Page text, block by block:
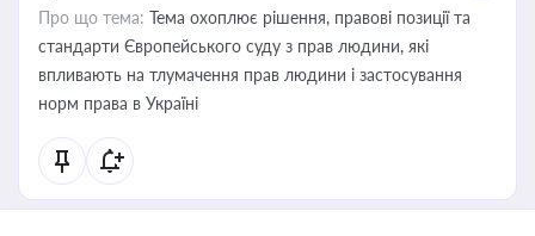
Про що тема: Тема охоплює рішення, правові позиції та
стандарти Європейського суду з прав людини, які
впливають на тлумачення прав людини і застосування
норм права в Україні